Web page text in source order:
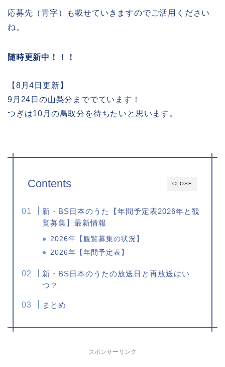
応募先（青字）も載せていきますのでご活用ください
ね。
随時更新中！！！
【8月4日更新】
9月24日の山梨分まででています！
つぎは10月の鳥取分を待ちたいと思います。
CLOSE
Contents
新・BS日本のうた【年間予定表2026年と観
覧募集】最新情報
2026年【観覧募集の状況】
2026年【年間予定表】
新・BS日本のうたの放送日と再放送はい
つ？
まとめ
スポンサーリンク